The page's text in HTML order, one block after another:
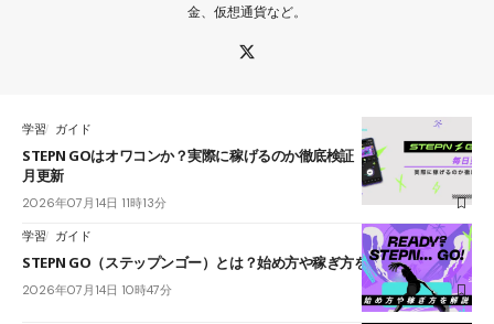
金、仮想通貨など。
学習 ガイド
STEPN GOはオワコンか？実際に稼げるのか徹底検証【2026年7月】毎
月更新
2026年07月14日 11時13分
学習 ガイド
STEPN GO（ステップンゴー）とは？始め方や稼ぎ方を解説！
2026年07月14日 10時47分